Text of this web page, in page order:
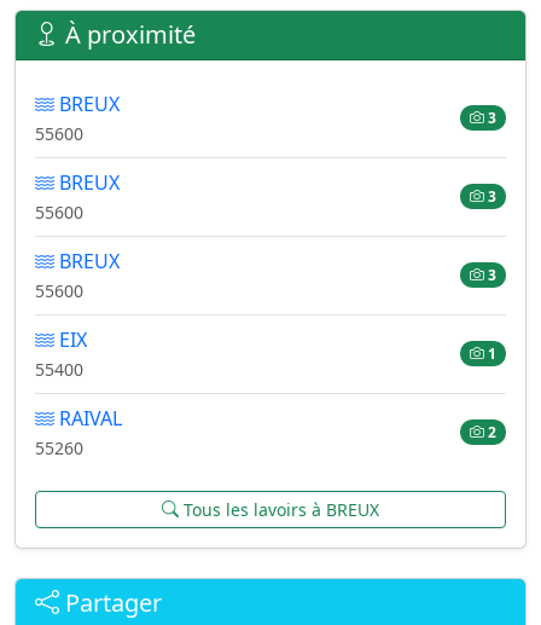
À proximité
BREUX
55600
3
BREUX
55600
3
BREUX
55600
3
EIX
55400
1
RAIVAL
55260
2
Tous les lavoirs à BREUX
Partager